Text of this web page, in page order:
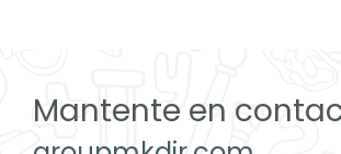
Mantente en